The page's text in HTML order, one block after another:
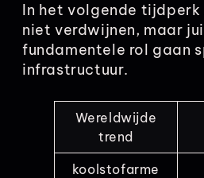
In het volgende
niet verdwijnen, maar
fundamentele rol gaan
infrastructuur.
Wereldwijde
trend
koolstofarme